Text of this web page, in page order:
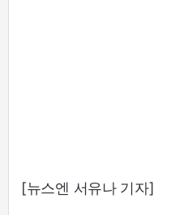
[뉴스엔 서유나 기자]